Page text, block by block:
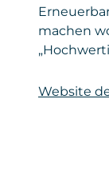
machen
Website
Privacy
https://
de/